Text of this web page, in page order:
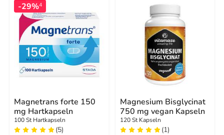
-29%4
Magnetrans forte 150
mg Hartkapseln
100 St Hartkapseln
(5)
Magnesium Bisglycinat
750 mg vegan Kapseln
120 St Kapseln
(1)